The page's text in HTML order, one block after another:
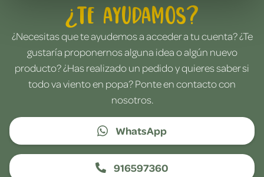
¿Te ayudamos?
¿Necesitas que te ayudemos a acceder a tu cuenta? ¿Te
gustaría proponernos alguna idea o algún nuevo
producto? ¿Has realizado un pedido y quieres saber si
todo va viento en popa? Ponte en contacto con
nosotros.
WhatsApp
916597360